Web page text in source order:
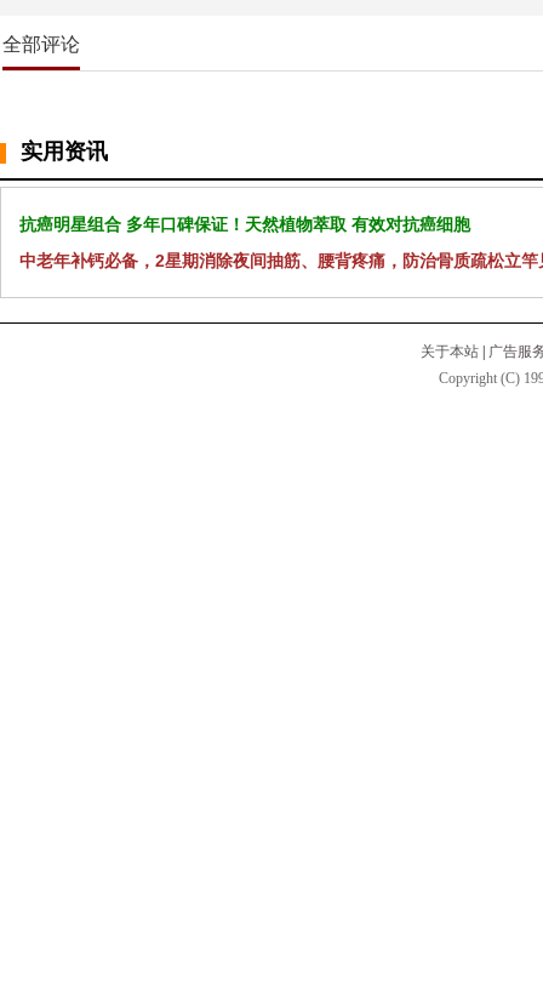
全部评论
实用资讯
抗癌明星组合 多年口碑保证！天然植物萃取 有效对抗癌细胞
中老年补钙必备，2星期消除夜间抽筋、腰背疼痛，防治骨质疏松立竿
关于本站
广告服
Copyright (C)